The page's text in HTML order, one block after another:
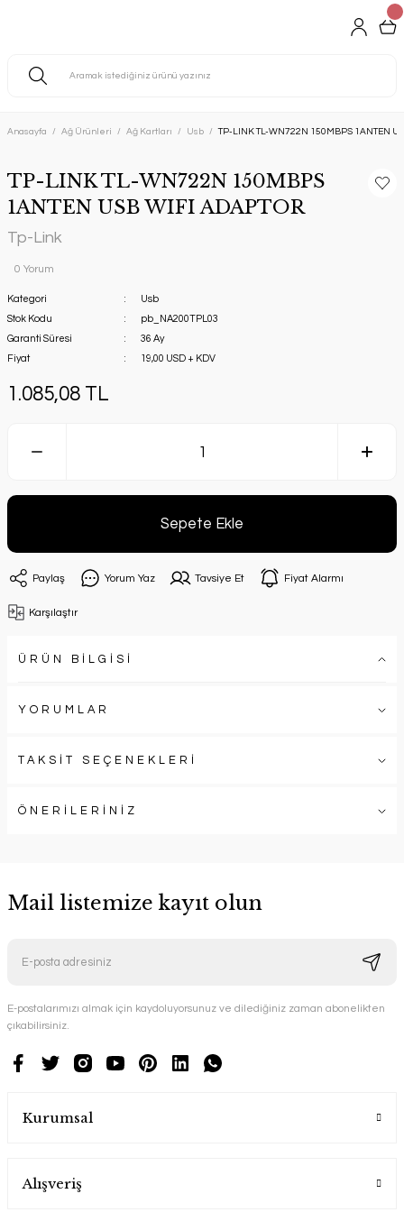
Anasayfa Ağ Ürünleri Ağ Kartları Usb TP-LINK TL-WN722N 150MBPS 1ANTEN
TP-LINK TL-WN722N 150MBPS
1ANTEN USB WIFI ADAPTOR
Tp-Link
0 Yorum
Kategori
Usb
Stok Kodu
pb_NA200TPL03
Garanti Süresi
36 Ay
Fiyat
19,00 USD + KDV
1.085,08 TL
Sepete Ekle
Paylaş Yorum Yaz Tavsiye Et Fiyat Alarmı
Karşılaştır
ÜRÜN BİLGİSİ
YORUMLAR
TAKSİT SEÇENEKLERİ
ÖNERİLERİNİZ
Mail listemize kayıt olun
E-postalarımızı almak için kaydoluyorsunuz ve dilediğiniz zaman abonelikten
çıkabilirsiniz.
Kurumsal
Alışveriş